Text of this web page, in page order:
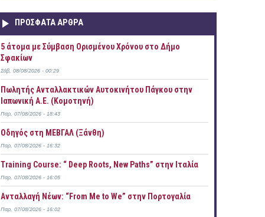
ΠΡOΣΦΑΤΑ AΡΘΡΑ
5 άτομα με Σύμβαση Ορισμένου Χρόνου στο Δήμο
Σφακίων
Σάβ, 08/08/2026 - 00:29
Πωλητής Ανταλλακτικών Αυτοκινήτου Πάγκου στην
Ιαπωνική Α.Ε. (Κομοτηνή)
Παρ, 07/08/2026 - 18:43
Οδηγός στη ΜΕΒΓΑΛ (Ξάνθη)
Παρ, 07/08/2026 - 16:32
Training Course: “ Deep Roots, New Paths” στην Ιταλία
Παρ, 07/08/2026 - 16:05
Ανταλλαγή Νέων: “From Me to We” στην Πορτογαλία
Παρ, 07/08/2026 - 16:02